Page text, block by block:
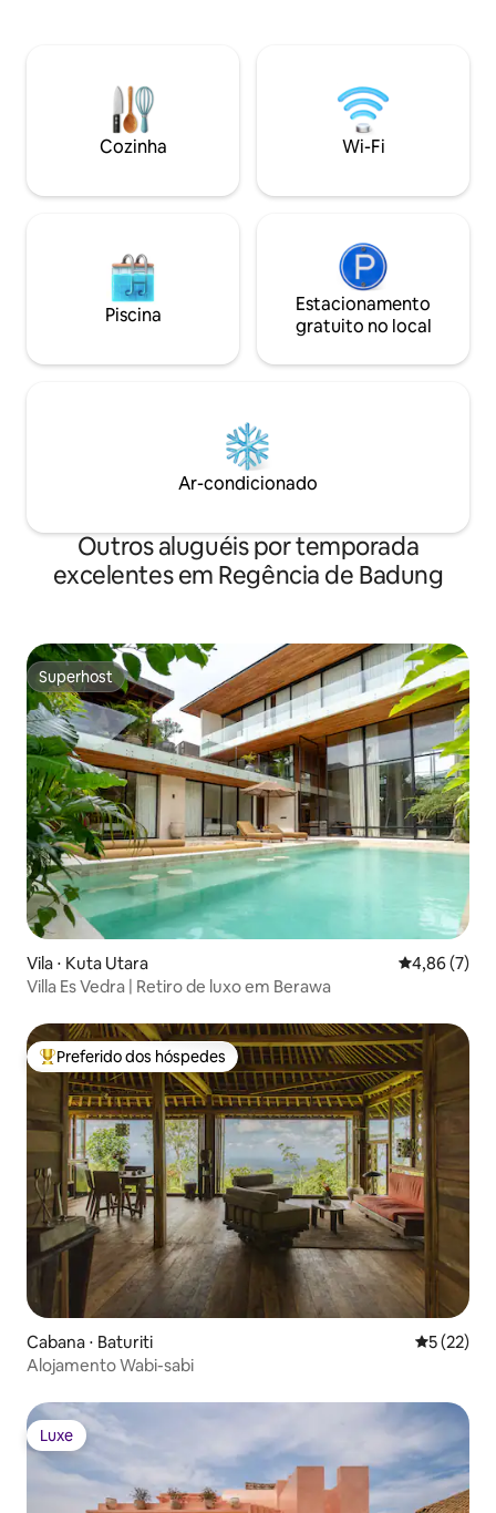
casa e almoços ou jantares especiais são
facilmente organizados! 3 TVs, incluindo
a Sony de 75". Fácil acesso aos clubes
Berawa e Echo Beach Finns, Atlas, The
lua de mel ou um
curta distância a
praias e arrozais
santuário
Cozinha Wi-Fi
Piscina
Estacionamento
gratuito no local
Ar-condicionado
Outros aluguéis por temporada
excelentes em Regência de Badung
Superhost
Superhost
Vila ⋅ Kuta Utara 4,86 de uma
4,86 (7)
Villa Es Vedra | Retiro de luxo em Berawa
Entre os melhores preferidos dos hóspedes
Preferido dos hóspedes
Cabana ⋅ Baturiti 5 de uma
5 (22)
Alojamento Wabi-sabi
Luxe
Luxe